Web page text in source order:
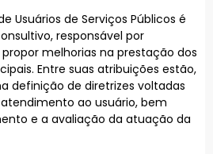
Usuários de Serviços Públicos é
responsável por
melhorias na prestação dos
Entre suas atribuições estão,
definição de diretrizes voltadas
ao usuário, bem
e a avaliação da atuação da